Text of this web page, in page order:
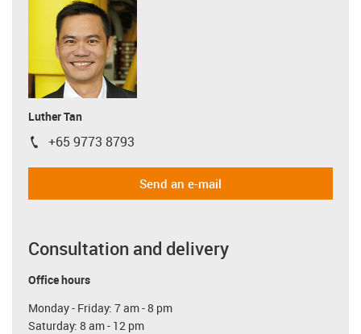
Luther Tan
igus-icon-phone
+65 9773 8793
Send an e-mail
Consultation and delivery
Office hours
Monday - Friday: 7 am - 8 pm
Saturday: 8 am - 12 pm